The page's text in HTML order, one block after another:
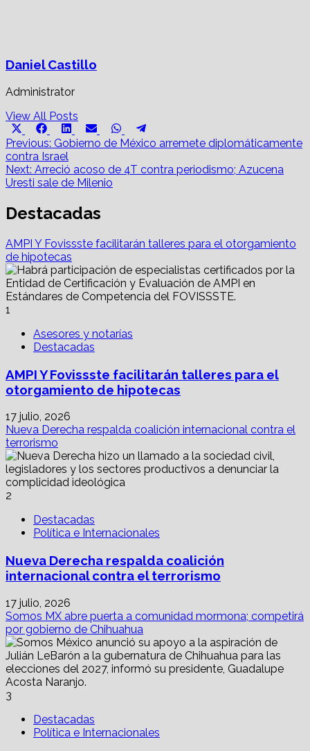
Daniel Castillo
Administrator
View All Posts
Share
on
(Twitter)
Share
on
Facebook
Share
on
LinkedIn
Share
on
Email
Share
on
WhatsApp
on
Post
navigation
Previous: Gobierno de México arremete diplomáticamente
contra Israel
Next: Arreció acoso de 4T contra periodismo; Azucena
Uresti sale de Milenio
Destacadas
AMPI Y Fovissste facilitarán talleres para el otorgamiento
de hipotecas
1
Asesores y notarías
Destacadas
AMPI Y Fovissste facilitarán talleres para el
otorgamiento de hipotecas
17 julio, 2026
Nueva Derecha respalda coalición internacional contra el
terrorismo
2
Destacadas
Política e Internacionales
Nueva Derecha respalda coalición
internacional contra el terrorismo
17 julio, 2026
Somos MX abre puerta a comunidad mormona; competirá
por gobierno de Chihuahua
3
Destacadas
Política e Internacionales